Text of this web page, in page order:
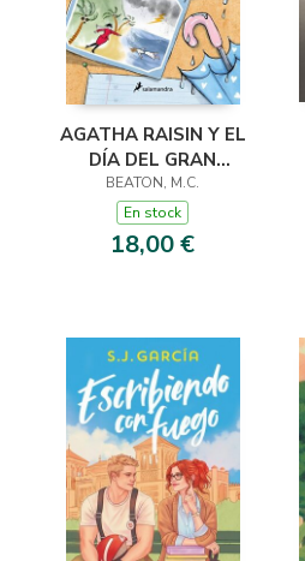
AGATHA RAISIN Y EL
DÍA DEL GRAN
DILUVIO (AGATHA
RAISIN 12)
BEATON, M.C.
En stock
18,00 €